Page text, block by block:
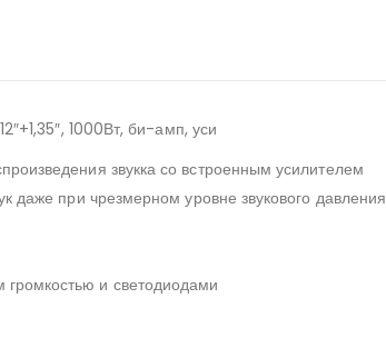
1000Вт, би-амп, уси
звукка со встроенным усилителем
даже при чрезмерном уровне звукового давления
и светодиодами